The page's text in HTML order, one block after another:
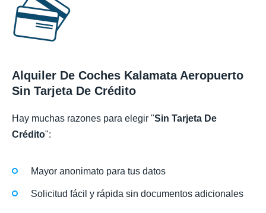
Alquiler De Coches Kalamata Aeropuerto
Sin Tarjeta De Crédito
Hay muchas razones para elegir "Sin Tarjeta De
Crédito":
Mayor anonimato para tus datos
Solicitud fácil y rápida sin documentos adicionales